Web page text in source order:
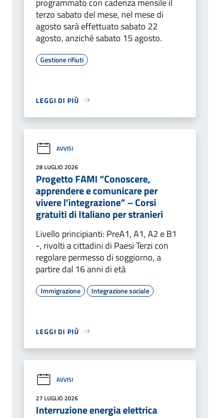
terzo sabato del mese, nel mese di
agosto sarà effettuato sabato 22
agosto, anziché sabato 15 agosto.
Gestione rifiuti
LEGGI DI PIÙ
AVVISI
28 LUGLIO 2026
Progetto FAMI “Conoscere,
apprendere e comunicare per
vivere l’integrazione” – Corsi
gratuiti di Italiano per stranieri
Livello principianti: PreA1, A1, A2 e B1
-, rivolti a cittadini di Paesi Terzi con
regolare permesso di soggiorno, a
partire dal 16 anni di età
Immigrazione Integrazione sociale
LEGGI DI PIÙ
AVVISI
27 LUGLIO 2026
Interruzione energia elettrica